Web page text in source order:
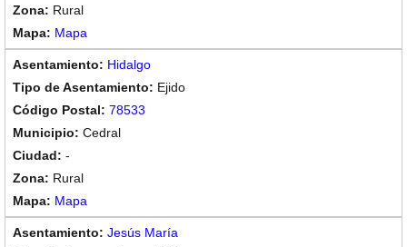
Rural
Mapa
Hidalgo
Ejido
78533
Cedral
-
Rural
Mapa
Jesús María